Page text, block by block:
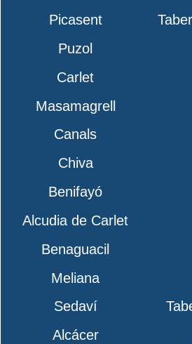
Picasent
Puzol
Carlet
Masamagrell
Canals
Chiva
Benifayó
Alcudia de Carlet
Benaguacil
Meliana
Sedaví
Alcácer